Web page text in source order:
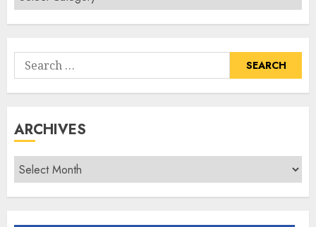
Senarai
Tumbuhan
Search
for:
ARCHIVES
Archives